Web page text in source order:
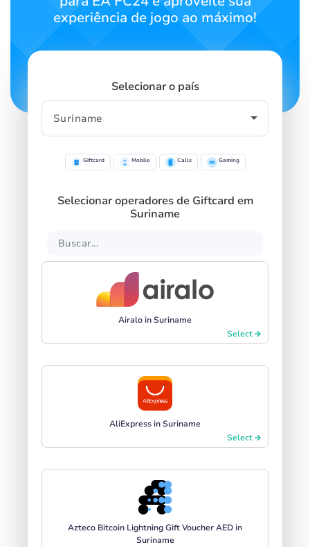
experiência de jogo ao máximo!
Selecionar o país
Giftcard Mobile Calls Gaming
Selecionar operadores de Giftcard em
Suriname
Airalo in Suriname
Select
AliExpress in Suriname
Select
Azteco Bitcoin Lightning Gift Voucher AED in
Suriname